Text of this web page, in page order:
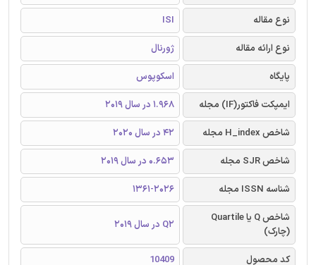
نوع مقاله
ISI
نوع ارائه مقاله
ژورنال
پایگاه
اسکوپوس
ایمپکت فاکتور(IF) مجله
1.968 در سال 2019
شاخص H_index مجله
42 در سال 2020
شاخص SJR مجله
0.653 در سال 2019
شناسه ISSN مجله
1361-2026
شاخص Q یا Quartile
(چارک)
Q2 در سال 2019
کد محصول
10409